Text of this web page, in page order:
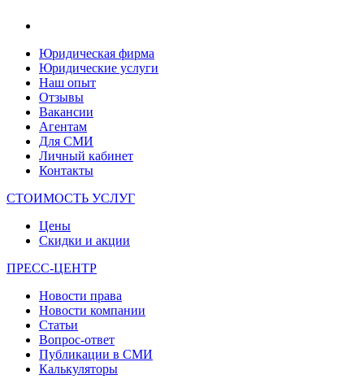
Юридическая фирма
Юридические услуги
Наш опыт
Отзывы
Вакансии
Агентам
Для СМИ
Личный кабинет
Контакты
СТОИМОСТЬ УСЛУГ
Цены
Скидки и акции
ПРЕСС-ЦЕНТР
Новости права
Новости компании
Статьи
Вопрос-ответ
Публикации в СМИ
Калькуляторы